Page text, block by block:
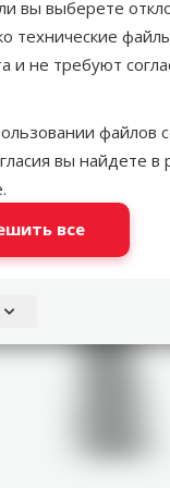
вы выберете
технические
и не требуют
файлов
вы найдете в
.
все